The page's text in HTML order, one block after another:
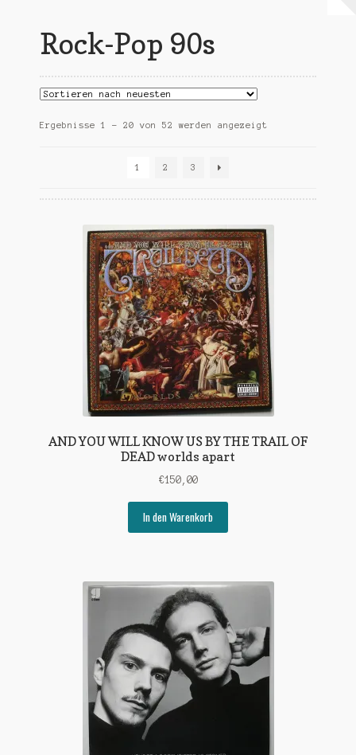
WarenkorbRock-Pop 90s
Ergebnisse 1 – 20 von 52 werden angezeigt
1
2 3
AND YOU WILL KNOW US BY THE TRAIL OF
DEAD worlds apart
€150,00
In den Warenkorb